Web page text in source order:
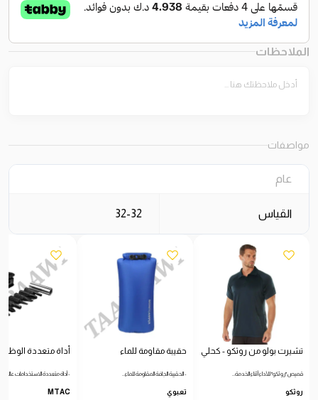
الملاحظات
مواصفات
عام
القياس 32-32
تشيرت بولو من روثكو - كحلي
قميص "روثكو" للأداء أثناء الخدمة…
روثكو
حقيبة مقاومة للماء
- الحقيبة الجافة المقاومة للماء…
تعبوي
أداة متعددة
- أداة متعددة الاستخدامات عالية…
MTAC